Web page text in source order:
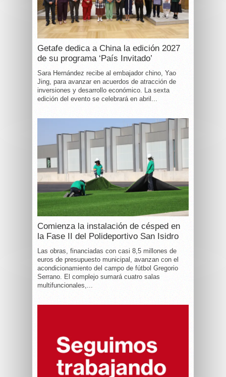
Getafe dedica a China la edición 2027
de su programa ‘País Invitado’
Sara Hernández recibe al embajador chino, Yao
Jing, para avanzar en acuerdos de atracción de
inversiones y desarrollo económico. La sexta
edición del evento se celebrará en abril...
Comienza la instalación de césped en
la Fase II del Polideportivo San Isidro
Las obras, financiadas con casi 8,5 millones de
euros de presupuesto municipal, avanzan con el
acondicionamiento del campo de fútbol Gregorio
Serrano. El complejo sumará cuatro salas
multifuncionales,...